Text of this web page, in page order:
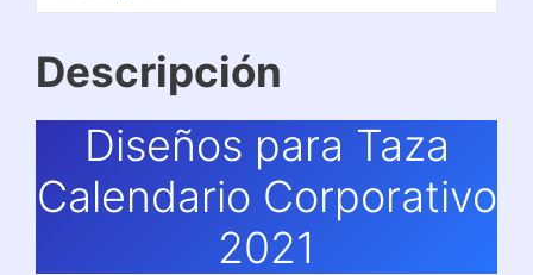
Descripción
Diseños para Taza
Calendario Corporativo
2021